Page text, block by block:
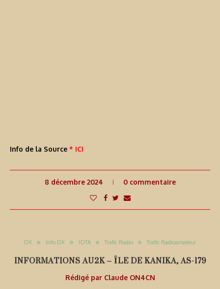
Info de la Source * ICI
8 décembre 2024 0 commentaire
DX Info DX IOTA Trafic Radio Trafic Radioamateur
INFORMATIONS AU2K – ÎLE DE KANIKA, AS-179
Rédigé par Claude ON4CN